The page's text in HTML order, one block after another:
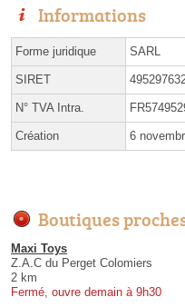
Informations
Forme juridique SARL
SIRET
N° TVA Intra.
Création 6
Boutiques
Maxi Toys
Z.A.C du Perget Colomiers
2 km
Fermé, ouvre demain à 9h30